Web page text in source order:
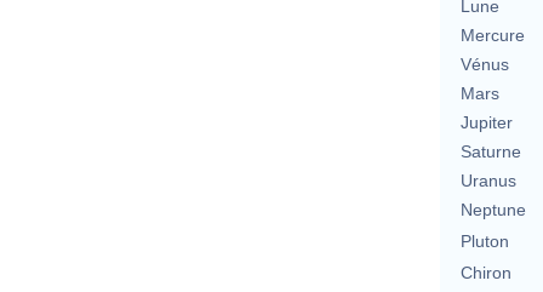
Lune
Mercure
Vénus
Mars
Jupiter
Saturne
Uranus
Neptune
Pluton
Chiron